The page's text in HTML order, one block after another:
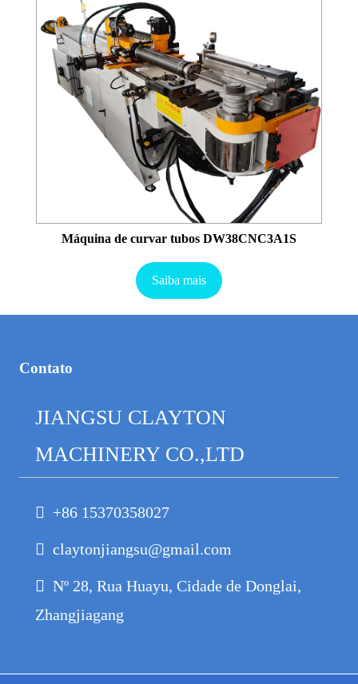
Máquina de curvar tubos DW38CNC3A1S
Saiba mais
Contato
JIANGSU CLAYTON
MACHINERY CO.,LTD
+86 15370358027
claytonjiangsu@gmail.com
Nº 28, Rua Huayu, Cidade de Donglai,
Zhangjiagang